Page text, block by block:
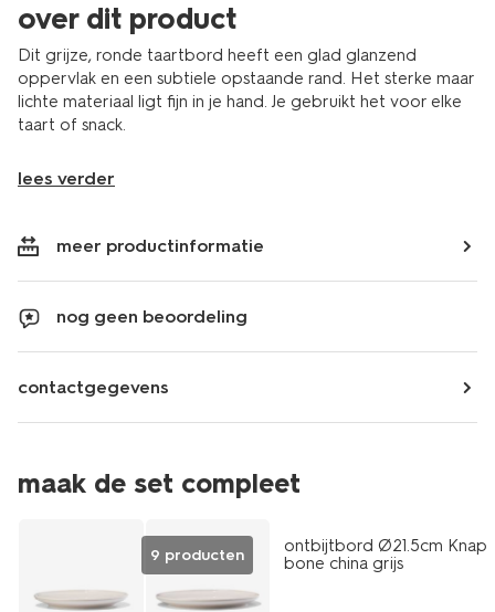
over dit product
Dit grijze, ronde taartbord heeft een glad glanzend
oppervlak en een subtiele opstaande rand. Het sterke maar
lichte materiaal ligt fijn in je hand. Je gebruikt het voor elke
taart of snack.
lees verder
meer productinformatie
nog geen beoordeling
contactgegevens
maak de set compleet
9 producten
2+1 gratis
ontbijtbord Ø21.5cm Knap
bone china grijs